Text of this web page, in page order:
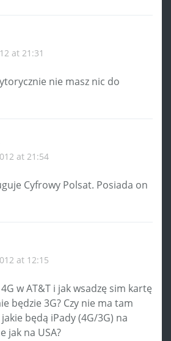
at 21:31
nie masz nic do
at 21:54
Cyfrowy Polsat. Posiada on
at 12:15
w AT&T i jak wsadzę sim kartę
będzie 3G? Czy nie ma tam
będą iPady (4G/3G) na
jak na USA?